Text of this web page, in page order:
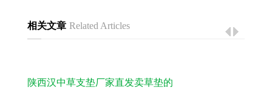
相关文章 Related Articles
陕西汉中草支垫厂家直发卖草垫的